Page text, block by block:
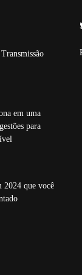
em uma
para
2024 que você